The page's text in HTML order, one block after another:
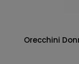
Orecchini